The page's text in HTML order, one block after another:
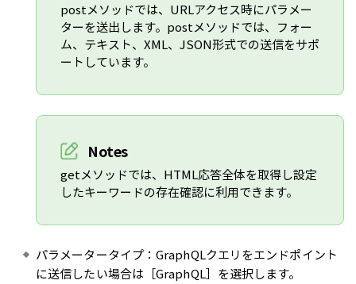
postメソッドでは、URLアクセス時にパラメー
ターを送出します。postメソッドでは、フォー
ム、テキスト、XML、JSON形式での送信をサポ
ートしています。
Notes
getメソッドでは、HTML応答全体を取得し設定
したキーワードの存在確認に利用できます。
パラメータータイプ：GraphQLクエリをエンドポイント
に送信したい場合は［GraphQL］を選択します。